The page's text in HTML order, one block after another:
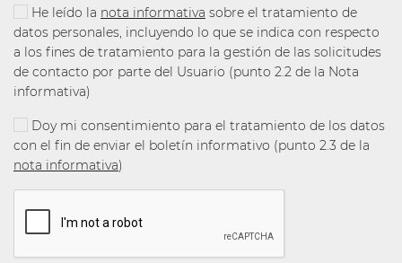
He leído la nota informativa sobre el tratamiento de
datos personales, incluyendo lo que se indica con respecto
a los fines de tratamiento para la gestión de las solicitudes
de contacto por parte del Usuario (punto 2.2 de la Nota
informativa)
Doy mi consentimiento para el tratamiento de los datos
con el fin de enviar el boletín informativo (punto 2.3 de la
nota informativa)